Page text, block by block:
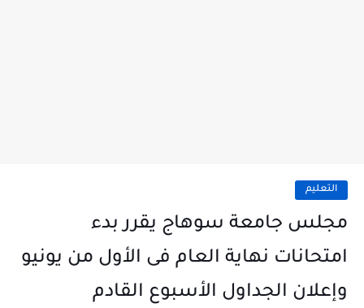
التعليم
مجلس جامعة سوهاج يقرر بدء
امتحانات نهاية العام فى الأول من يونيو
وإعلان الجداول الأسبوع القادم